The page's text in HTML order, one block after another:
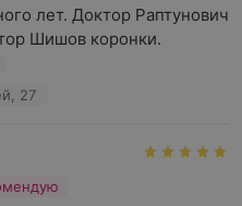
лет. Доктор Раптунович
Шишов коронки.
27